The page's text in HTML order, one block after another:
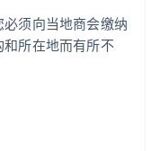
须向当地商会缴纳
所在地而有所不